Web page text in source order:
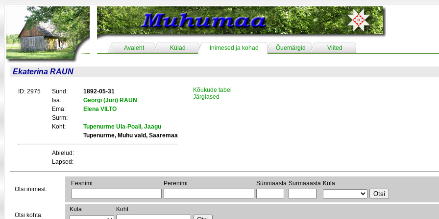
Avaleht Külad Inimesed ja kohad Õuemärgid Viited
Ekaterina RAUN
ID: 2975 Sünd:
1892-05-31
Isa:
Georgi (Juri) RAUN
Ema:
Elena VILTO
Surm:
Koht:
Tupenurme Ula-Poali, Jaagu
Tupenurme, Muhu vald, Saaremaa
Abielud:
Lapsed:
Kõukude tabel
Järglased
Otsi inimest:
Eesnimi Perenimi Sünniaasta Surmaaasta Küla
Otsi kohta:
Küla Koht